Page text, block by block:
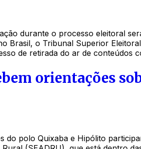
durante o processo eleitoral
Brasil, o Tribunal Superior
de retirada do ar de conteúdos
orientações
do polo Quixaba e Hipólito